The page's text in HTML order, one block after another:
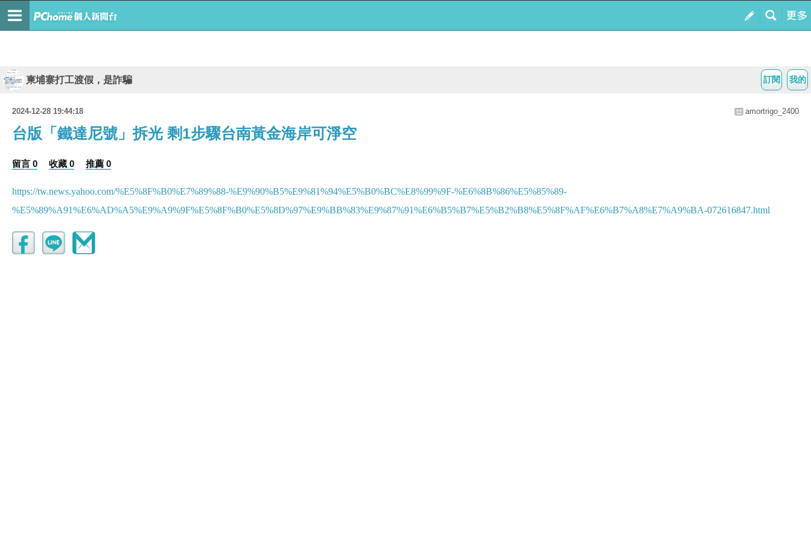
我的
訂閱
柬埔寨打工渡假，是詐騙
2024-12-28 19:44:18 amortrigo_2400
台版「鐵達尼號」拆光 剩1步驟台南黃金海岸可淨空
留言 0 收藏 0 推薦 0
https://tw.news.yahoo.com/%E5%8F%B0%E7%89%88-%E9%90%B5%E9%81%94%E5%B0%BC%E8%99%9F-%E6%8B%86%E5%85%89-
%E5%89%A91%E6%AD%A5%E9%A9%9F%E5%8F%B0%E5%8D%97%E9%BB%83%E9%87%91%E6%B5%B7%E5%B2%B8%E5%8F%AF%E6%B7%A8%E7%A9%BA-072616847.html